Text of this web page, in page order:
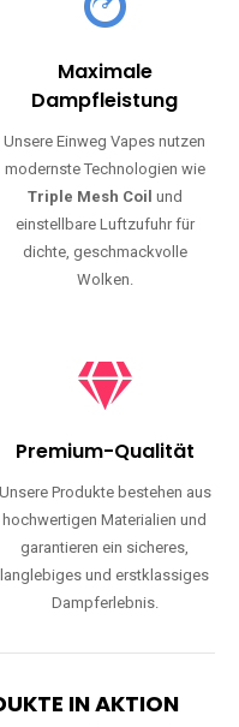
Maximale
Dampfleistung
Unsere Einweg Vapes nutzen
modernste Technologien wie
Triple Mesh Coil und
einstellbare Luftzufuhr für
dichte, geschmackvolle
Wolken.
Premium-Qualität
Unsere Produkte bestehen aus
hochwertigen Materialien und
garantieren ein sicheres,
langlebiges und erstklassiges
Dampferlebnis.
IN AKTION